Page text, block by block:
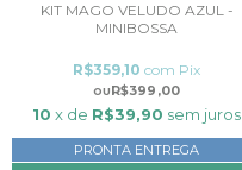
KIT MAGO VELUDO AZUL -
MINIBOSSA
R$399,00
R$359,10 com Pix
10 x de R$39,90 sem juros
PRONTA ENTREGA